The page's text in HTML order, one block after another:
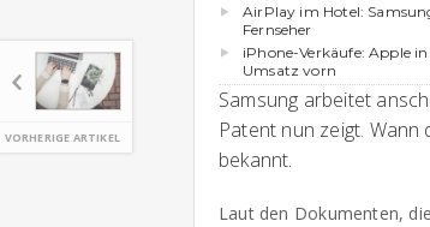
VORHERIGE ARTIKEL
AirPlay im Hotel:
Fernseher
iPhone-Verkäufe: Apple
Umsatz vorn
Samsung arbeitet
Patent nun zeigt.
bekannt.
Laut den Dokumenten,